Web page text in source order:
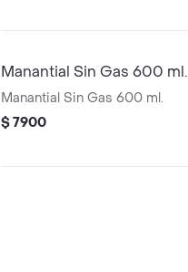
Manantial Sin Gas 600 ml.
Manantial Sin Gas 600 ml.
$ 7900